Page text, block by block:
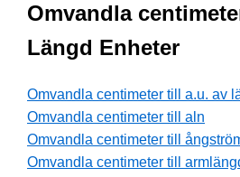
Omvandla
Längd Enheter
Omvandla centimeter till a.u. av
Omvandla centimeter till aln
Omvandla centimeter till
Omvandla centimeter till